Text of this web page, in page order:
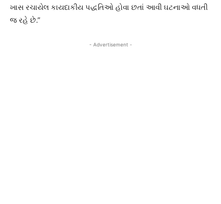
ખાસ રચાયેલ કાયદાકીય પદ્ધતિઓ હોવા છતાં આવી ઘટનાઓ વધતી
જ રહે છે.”
- Advertisement -